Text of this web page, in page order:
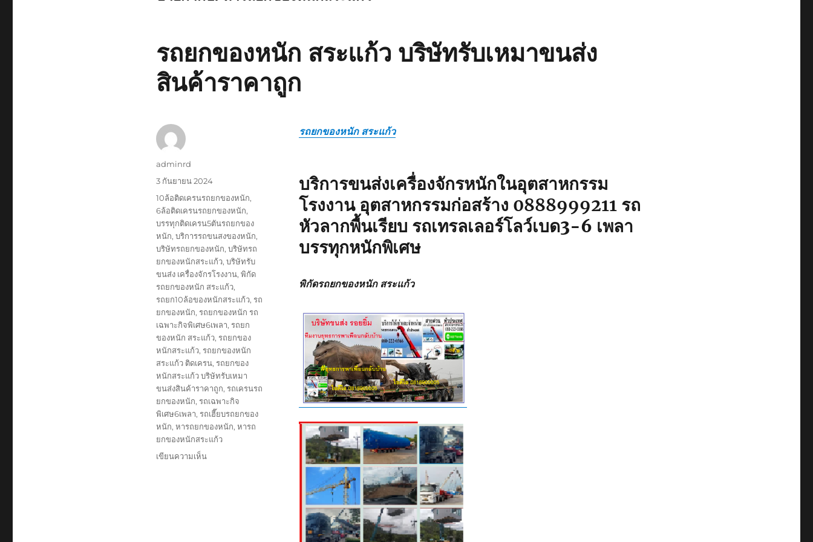
รถยกของหนัก สระแก้ว บริษัทรับเหมาขนส่ง
สินค้าราคาถูก
รถยกของหนัก สระแก้ว
บริการขนส่งเครื่องจักรหนักในอุตสาหกรรม
โรงงาน อุตสาหกรรมก่อสร้าง 0888999211 รถ
หัวลากพื้นเรียบ รถเทรลเลอร์โลว์เบด3-6 เพลา
บรรทุกหนักพิเศษ
พิกัดรถยกของหนัก สระแก้ว
ผู้
เขียน
adminrd
เขียน
เมื่อ
3 กันยายน 2024
ป้าย
กำกับ
10ล้อติดเครนรถยกของหนัก,
6ล้อติดเครนรถยกของหนัก,
บรรทุกติดเครน5ตันรถยกของ
หนัก, บริการรถขนสงของหนัก,
บริษัทรถยกของหนัก, บริษัทรถ
ยกของหนักสระแก้ว, บริษัทรับ
ขนส่ง เครื่องจักรโรงงาน, พิกัด
รถยกของหนัก สระแก้ว,
รถยก10ล้อของหนักสระแก้ว, รถ
ยกของหนัก, รถยกของหนัก รถ
เฉพาะกิจพิเศษ6เพลา, รถยก
ของหนัก สระแก้ว, รถยกของ
หนักสระแก้ว, รถยกของหนัก
สระแก้ว ติดเครน, รถยกของ
หนักสระแก้ว บริษัทรับเหมา
ขนส่งสินค้าราคาถูก, รถเครนรถ
ยกของหนัก, รถเฉพาะกิจ
พิเศษ6เพลา, รถเฮี๊ยบรถยกของ
หนัก, หารถยกของหนัก, หารถ
ยกของหนักสระแก้ว
เขียนความเห็นบน